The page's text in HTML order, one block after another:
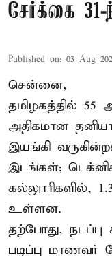
சேர்க்கை 31-
Published on: 03 Aug
சென்னை,
தமிழகத்தில் 55
அதிகமான
இயங்கி
இடங்கள்;
கல்லுாரிகளில்,
உள்ளன.
தற்போது,
படிப்பு மாணவர்